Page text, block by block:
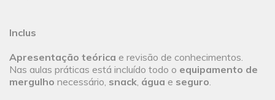
Inclus
Apresentação teórica e revisão de conhecimentos.
Nas aulas práticas está incluído todo o equipamento de
mergulho necessário, snack, água e seguro.